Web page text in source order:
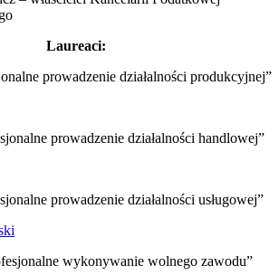
Laureaci:
prowadzenie działalności produkcyjnej”
prowadzenie działalności handlowej”
prowadzenie działalności usługowej”
wykonywanie wolnego zawodu”